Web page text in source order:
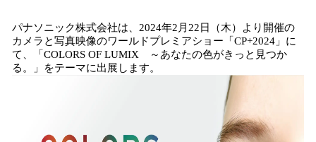
！
数
を
読
パナソニック株式会社は、2024年2月22日（木）より開催の
カメラと写真映像のワールドプレミアショー「CP+2024」に
て、「COLORS OF LUMIX ～あなたの色がきっと見つか
る。」をテーマに出展します。